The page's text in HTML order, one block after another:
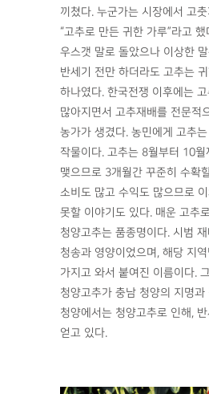
끼쳤다. 누군가는 시장에서 고
“고추로 만든 귀한 가루”라고
우스갯 말로 돌았으나 이상한
반세기 전만 하더라도 고추는
하나였다. 한국전쟁 이후에는
많아지면서 고추재배를 전문적
농가가 생겼다. 농민에게 고추
작물이다. 고추는 8월부터 10
맺으므로 3개월간 꾸준히 수확
소비도 많고 수익도 많으므로
못할 이야기도 있다. 매운 고추
청양고추는 품종명이다. 시범
청송과 영양이었으며, 해당 지
가지고 와서 붙여진 이름이다.
청양고추가 충남 청양의 지명
청양에서는 청양고추로 인해,
얻고 있다.